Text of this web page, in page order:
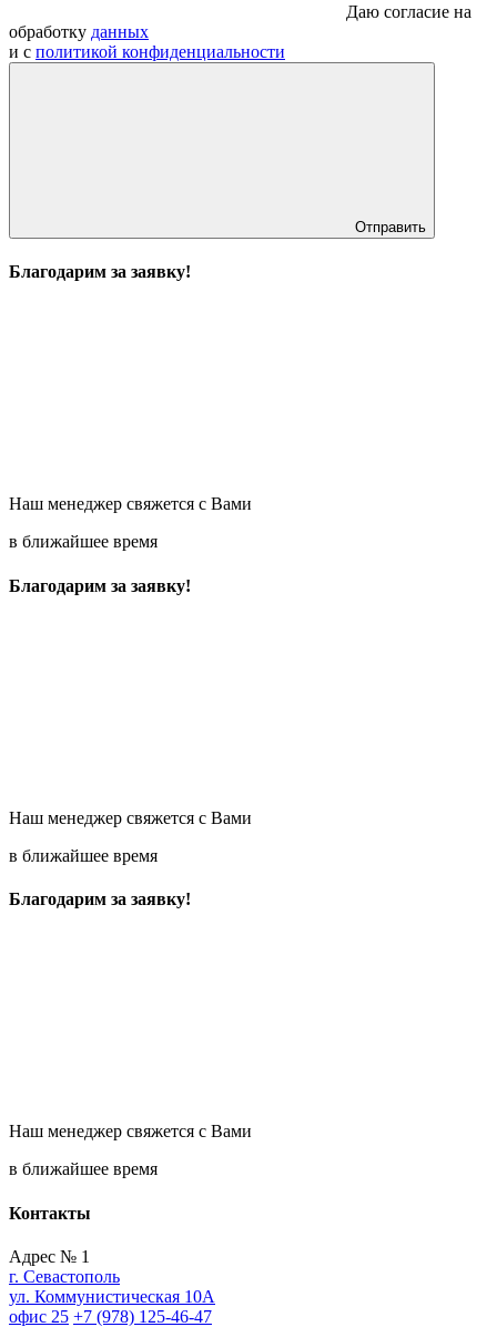
Даю согласие на
обработку данных
и с политикой конфиденциальности
Отправить
Благодарим за заявку!
Наш менеджер свяжется с Вами
в ближайшее время
Благодарим за заявку!
Наш менеджер свяжется с Вами
в ближайшее время
Благодарим за заявку!
Наш менеджер свяжется с Вами
в ближайшее время
Контакты
Адрес № 1
г. Севастополь
ул. Коммунистическая 10А
офис 25 +7 (978) 125-46-47